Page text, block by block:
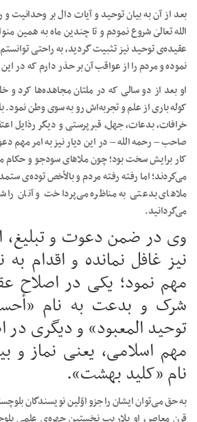
بعد از آن به بیان توحید و آیات دال بر وحدانیت
الله تعالىٰ شروع نمودم و تا چندین ماه به همین
عقیده‌ی توحید نیز تثبیت گردید، به راحتی
نموده و مردم را از عواقب آن بر حذر دارم که در
او بعد از دو سالی که در ملتان مجاهده‌ها کرد و
کوله باری از علم و تجربه‌اش رو به سوی وطن نمود.
خرافات، بدعات، جهل، قبرپرستی و دیگر رذایل
صاحب – رحمه الله – در این دیار نیز به امر مهم
کار برایش سخت بود؛ چون ملاهای سودجو و حکام
می‌كردند؛ اما رفته رفته مردم و بالأخص توده‌ی
ملاهای بدعتی به مناظره می‌پرداخت و آنان
می‌گردانید.
وی در ضمن دعوت و تبلیغ،
نیز غافل نمانده و اقدام
مهم نمود؛ یکی در اصلاح
شرک و بدعت به نام
توحید المعبود“ و دیگری در
مهم اسلامی، یعنی نماز و
نام ‌”کلید بهشت“.
به حق می‌توان ایشان را جزو اوّلین نویسندگان